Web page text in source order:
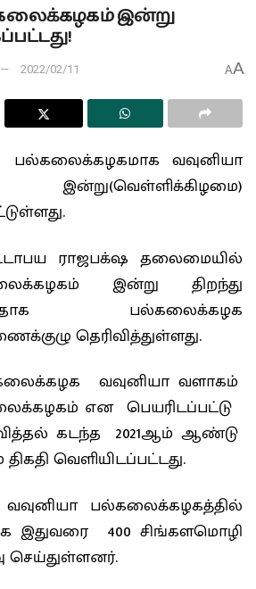
இன்று
2022/02/11 AA
பல்கலைக்கழகமாக வவுனியா
இன்று(வெள்ளிக்கிழமை)
ராஜபக்‌ஷ தலைமையில்
இன்று திறந்து
பல்கலைக்கழக
தெரிவித்துள்ளது.
வவுனியா வளாகம்
என பெயரிடப்பட்டு
கடந்த 2021ஆம் ஆண்டு
வெளியிடப்பட்டது.
பல்கலைக்கழகத்தில்
இதுவரை 400 சிங்களமொழி
செய்துள்ளனர்.